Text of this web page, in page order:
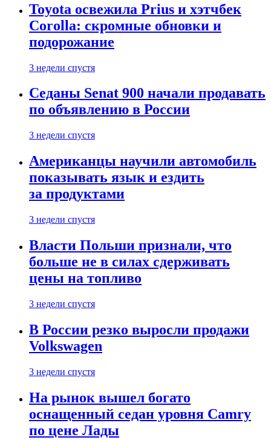
Toyota освежила Prius и хэтчбек
Corolla: скромные обновки и
подорожание
3 недели спустя
Седаны Senat 900 начали продавать
по объявлению в России
3 недели спустя
Американцы научили автомобиль
показывать язык и ездить
за продуктами
3 недели спустя
Власти Польши признали, что
больше не в силах сдерживать
цены на топливо
3 недели спустя
В России резко выросли продажи
Volkswagen
3 недели спустя
На рынок вышел богато
оснащенный седан уровня Camry
по цене Лады